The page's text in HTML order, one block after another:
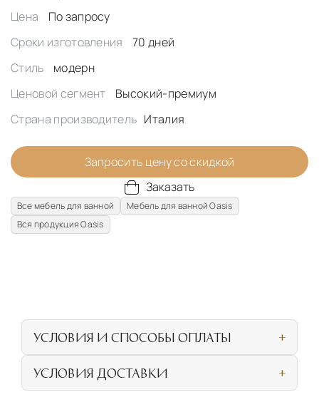
Цена
По запросу
Сроки изготовления
70 дней
Стиль
модерн
Ценовой сегмент
Высокий-премиум
Страна производитель Италия
Запросить цену со скидкой
Заказать
Все мебель для ванной
Мебель для ванной Oasis
Вся продукция Oasis
УСЛОВИЯ И СПОСОБЫ ОПЛАТЫ
личном посещении нашего салона
УСЛОВИЯ ДОСТАВКИ